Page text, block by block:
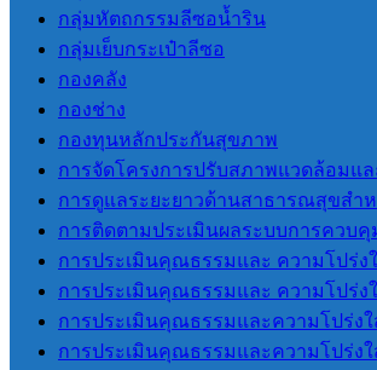
กลุ่มหัตถกรรมลีซอน้ำริน
กลุ่มเย็บกระเป๋าลีซอ
กองคลัง
กองช่าง
กองทุนหลักประกันสุขภาพ
การจัดโครงการปรับสภาพแวดล้อมแ
การดูแลระยะยาวด้านสาธารณสุขสำ
การติดตามประเมินผลระบบการควบ
การประเมินคุณธรรมและ ความโปร่ง
การประเมินคุณธรรมและ ความโปร่ง
การประเมินคุณธรรมและความโปร่งใ
การประเมินคุณธรรมและความโปร่งใ
©2026 องค์การบริหารส่วนตำบลสบป่อง. All